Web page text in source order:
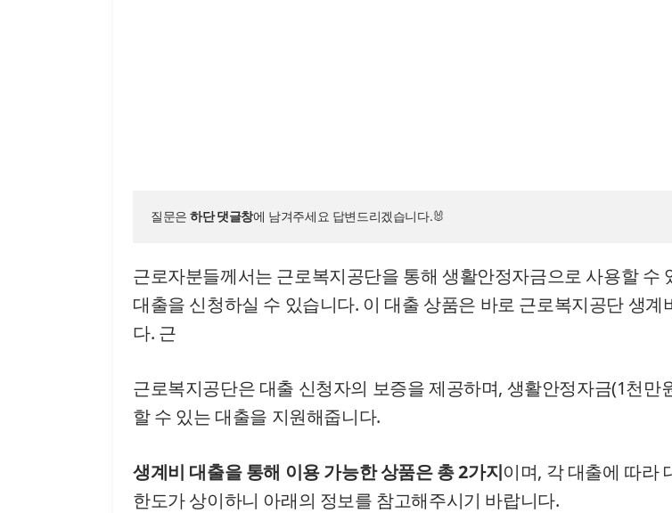
질문은 하단 댓글창에 남겨주세요 답변드리겠습니다.🐰
근로자분들께서는 근로복지공단을 통해 생활안정자금으로 사용할 수
대출을 신청하실 수 있습니다. 이 대출 상품은 바로 근로복지공단 생계
다. 근
근로복지공단은 대출 신청자의 보증을 제공하며, 생활안정자금(1천만
할 수 있는 대출을 지원해줍니다.
생계비 대출을 통해 이용 가능한 상품은 총 2가지이며, 각 대출에 따라
한도가 상이하니 아래의 정보를 참고해주시기 바랍니다.